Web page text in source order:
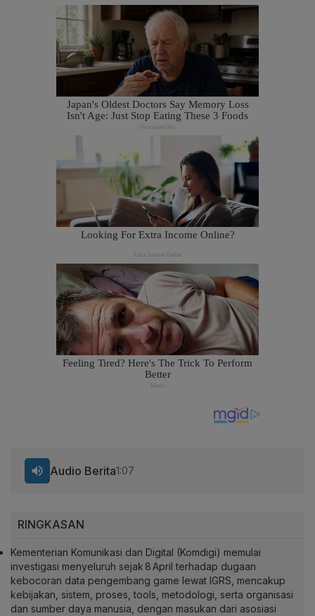
RINGKASAN
Kementerian Komunikasi dan Digital (Komdigi) memulai
investigasi menyeluruh sejak 8 April terhadap dugaan
kebocoran data pengembang game lewat IGRS, mencakup
kebijakan, sistem, proses, tools, metodologi, serta organisasi
dan sumber daya manusia, dengan masukan dari asosiasi
Audio Berita1:07